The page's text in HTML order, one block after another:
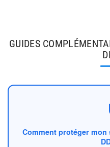
GUIDES
Comment protéger